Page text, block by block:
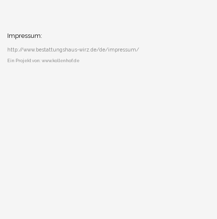
Impressum:
http://www.bestattungshaus-wirz.de/de/impressum/
Ein Projekt von: www.kollenhof.de